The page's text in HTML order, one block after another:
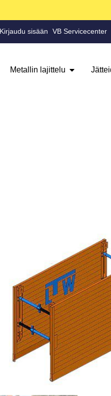
Kirjaudu sisään VB Servicecenter
Metallin lajittelu